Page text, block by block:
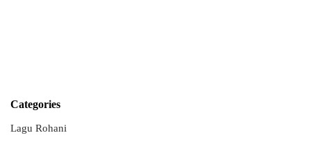
Categories
Lagu Rohani